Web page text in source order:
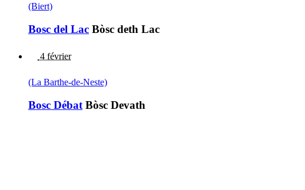
(Biert)
Bosc del Lac Bòsc deth Lac
4 février
(La Barthe-de-Neste)
Bosc Débat Bòsc Devath